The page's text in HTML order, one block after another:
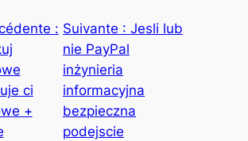
:
ci
+
Suivante :Jesli lub
nie PayPal
inżynieria
informacyjna
bezpieczna
podejscie